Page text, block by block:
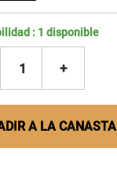
: 1 disponible
1 +
A LA CANASTA